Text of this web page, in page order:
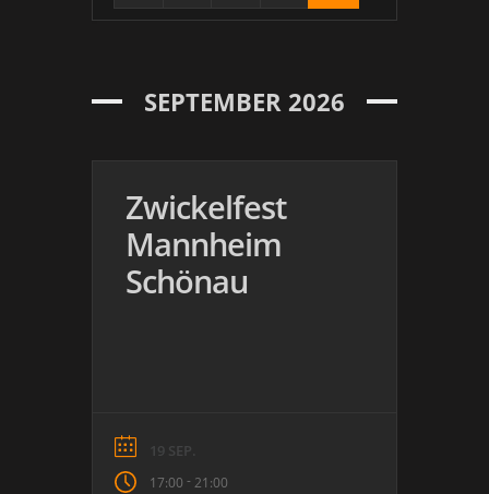
SEPTEMBER 2026
Zwickelfest
Mannheim
Schönau
19 SEP.
17:00 - 21:00